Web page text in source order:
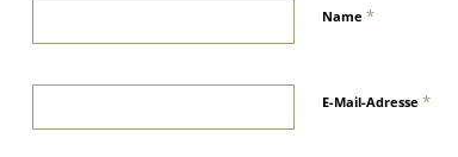
Name *
E-Mail-Adresse *